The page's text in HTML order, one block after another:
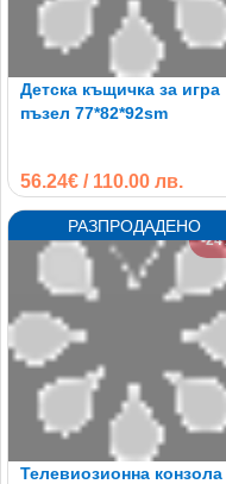
Детска къщичка за игра
пъзел 77*82*92sm
56.24€ / 110.00 лв.
-
Телевиозионна конзола